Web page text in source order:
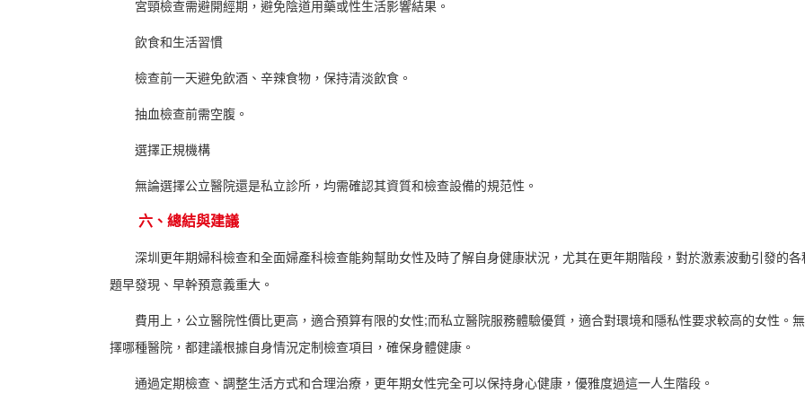
宮頸檢查需避開經期，避免陰道用藥或性生活影響結果。
飲食和生活習慣
檢查前一天避免飲酒、辛辣食物，保持清淡飲食。
抽血檢查前需空腹。
選擇正規機構
無論選擇公立醫院還是私立診所，均需確認其資質和檢查設備的規范性。
六、總結與建議
深圳更年期婦科檢查和全面婦產科檢查能夠幫助女性及時了解自身健康狀況，尤其在更年期階段，對於激素波動引發的各
題早發現、早幹預意義重大。
費用上，公立醫院性價比更高，適合預算有限的女性;而私立醫院服務體驗優質，適合對環境和隱私性要求較高的女性。
擇哪種醫院，都建議根據自身情況定制檢查項目，確保身體健康。
通過定期檢查、調整生活方式和合理治療，更年期女性完全可以保持身心健康，優雅度過這一人生階段。